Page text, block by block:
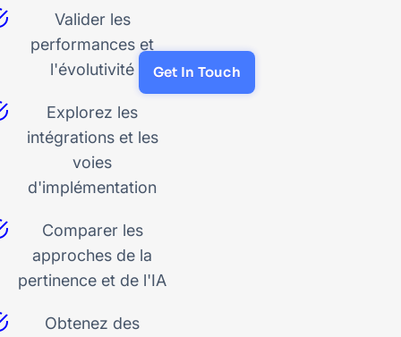
Valider les
performances et
l'évolutivité
Explorez les
intégrations et les
voies
d'implémentation
Comparer les
approches de la
pertinence et de l'IA
Obtenez des
Get In Touch